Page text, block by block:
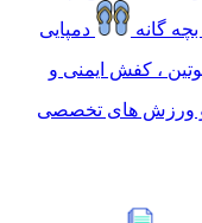
گانه
دمپایی
، کفش ایمنی و
ورزش های تخصصی